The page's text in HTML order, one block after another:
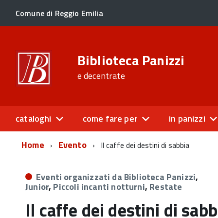
Comune di Reggio Emilia
Biblioteca Panizzi
e decentrate
cataloghi come fare per
in panizzi
Home
Evento Il caffe dei destini di sabbia
Eventi organizzati da Biblioteca Panizzi,
Junior, Piccoli incanti notturni, Restate
Il caffe dei destini di